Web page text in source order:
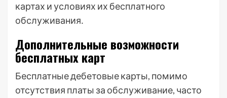
картах и условиях их бесплатного
обслуживания․
Дополнительные возможности
бесплатных карт
Бесплатные дебетовые карты, помимо
отсутствия платы за обслуживание, часто